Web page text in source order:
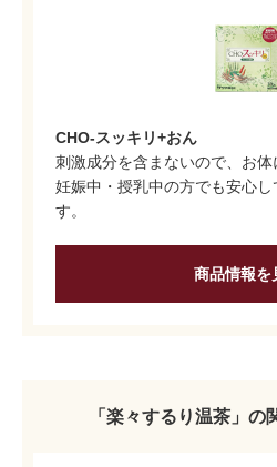
CHO-スッキリ+おん
刺激成分を含まないので、お体
妊娠中・授乳中の方でも安心し
す。
商品情報を
「楽々するり温茶」の